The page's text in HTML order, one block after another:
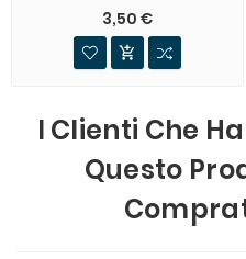
3,50 €

I Clienti Che
Questo